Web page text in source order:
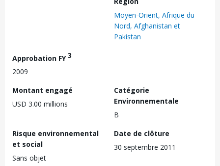
Moyen-Orient, Afrique du
Nord, Afghanistan et
Pakistan
Approbation FY3
2009
Montant engagé
USD 3.00 millions
Catégorie
Environnementale
B
Risque environnemental
et social
Sans objet
Date de clôture
30 septembre 2011